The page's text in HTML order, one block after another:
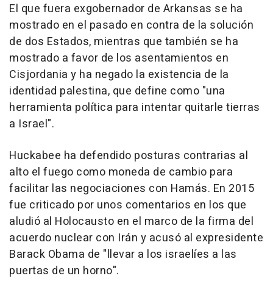
El que fuera exgobernador de Arkansas se ha
mostrado en el pasado en contra de la solución
de dos Estados, mientras que también se ha
mostrado a favor de los asentamientos en
Cisjordania y ha negado la existencia de la
identidad palestina, que define como "una
herramienta política para intentar quitarle tierras
a Israel".
Huckabee ha defendido posturas contrarias al
alto el fuego como moneda de cambio para
facilitar las negociaciones con Hamás. En 2015
fue criticado por unos comentarios en los que
aludió al Holocausto en el marco de la firma del
acuerdo nuclear con Irán y acusó al expresidente
Barack Obama de "llevar a los israelíes a las
puertas de un horno".